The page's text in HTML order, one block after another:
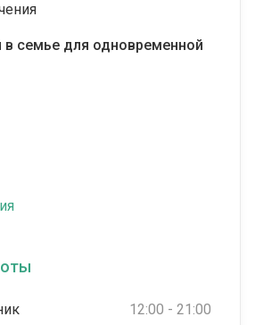
семье для одновременной
12:00 - 21:00